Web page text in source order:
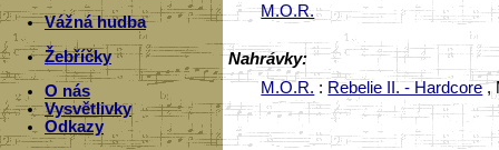
Vážná hudba
Žebříčky
O nás
Vysvětlivky
Odkazy
M.O.R.
Nahrávky:
M.O.R. : Rebelie II. - Hardcore,